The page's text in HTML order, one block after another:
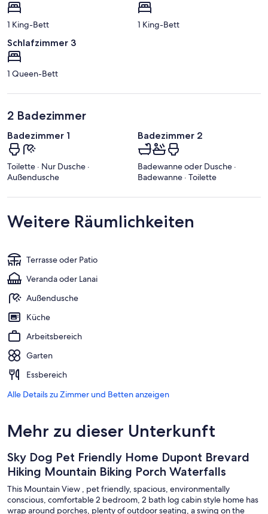
1 King-Bett 1 King-Bett
Schlafzimmer 3
1 Queen-Bett
2 Badezimmer
Badezimmer 1
Toilette · Nur Dusche ·
Außendusche
Badezimmer 2
Badewanne oder Dusche ·
Badewanne · Toilette
Weitere Räumlichkeiten
Terrasse oder Patio
Veranda oder Lanai
Außendusche
Küche
Arbeitsbereich
Garten
Essbereich
Alle Details zu Zimmer und Betten anzeigen
Mehr zu dieser Unterkunft
Sky Dog Pet Friendly Home Dupont Brevard
Hiking Mountain Biking Porch Waterfalls
This Mountain View , pet friendly, spacious, environmentally
conscious, comfortable 2 bedroom, 2 bath log cabin style home has
wrap around porches, plenty of outdoor seating, a swing on the